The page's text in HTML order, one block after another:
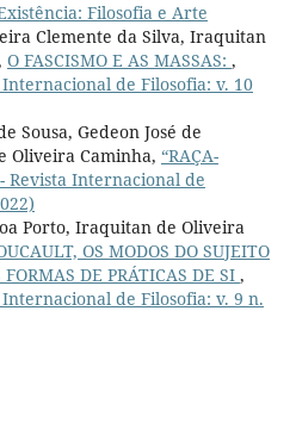
Filosofia e Arte
Clemente da Silva, Iraquitan
O FASCISMO E AS MASSAS: ,
de Filosofia: v. 10
Sousa, Gedeon José de
Oliveira Caminha, “RAÇA-
Revista Internacional de
Porto, Iraquitan de Oliveira
OS MODOS DO SUJEITO
DE PRÁTICAS DE SI ,
de Filosofia: v. 9 n.